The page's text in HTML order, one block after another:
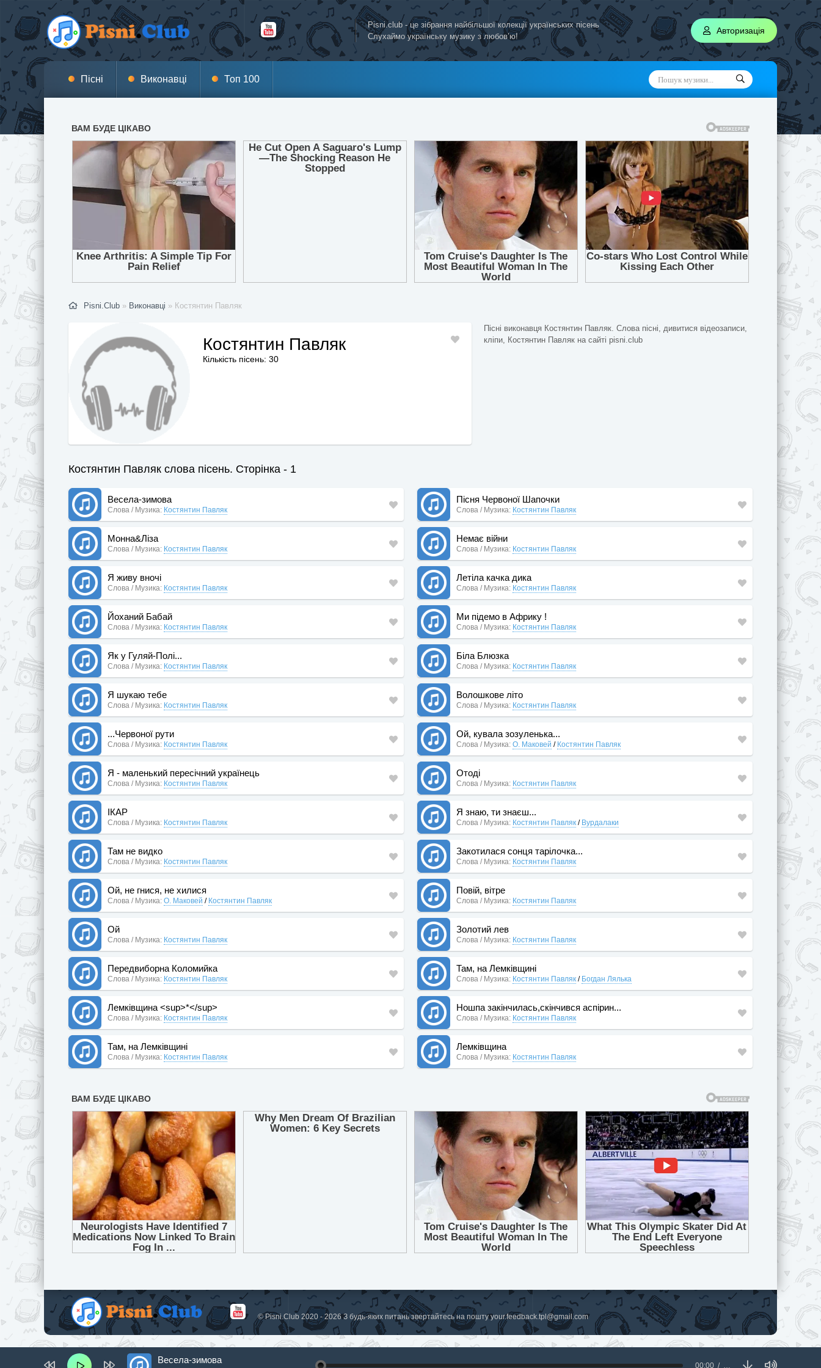
Pisni.club - це зібрання найбільшої колекції українських пісень
Слухаймо українську музику з любов’ю!
Авторизація
Пісні Виконавці Топ 100
Pisni.Club » Виконавці » Костянтин Павляк
Костянтин Павляк
Кількість пісень: 30
Пісні виконавця Костянтин Павляк. Слова пісні, дивитися відеозаписи,
кліпи, Костянтин Павляк на сайті pisni.club
Костянтин Павляк слова пісень. Сторінка - 1
Весела-зимова
Слова / Музика: Костянтин Павляк
Пісня Червоної Шапочки
Слова / Музика: Костянтин Павляк
Монна&Ліза
Слова / Музика: Костянтин Павляк
Немає війни
Слова / Музика: Костянтин Павляк
Я живу вночі
Слова / Музика: Костянтин Павляк
Летіла качка дика
Слова / Музика: Костянтин Павляк
Йоханий Бабай
Слова / Музика: Костянтин Павляк
Ми підемо в Африку !
Слова / Музика: Костянтин Павляк
Як у Гуляй-Полі...
Слова / Музика: Костянтин Павляк
Біла Блюзка
Слова / Музика: Костянтин Павляк
Я шукаю тебе
Слова / Музика: Костянтин Павляк
Волошкове літо
Слова / Музика: Костянтин Павляк
...Червоної рути
Слова / Музика: Костянтин Павляк
Ой, кувала зозуленька...
Слова / Музика: О. Маковей / Костянтин Павляк
Я - маленький пересічний українець
Слова / Музика: Костянтин Павляк
Отоді
Слова / Музика: Костянтин Павляк
ІКАР
Слова / Музика: Костянтин Павляк
Я знаю, ти знаєш...
Слова / Музика: Костянтин Павляк / Вурдалаки
Там не видко
Слова / Музика: Костянтин Павляк
Закотилася сонця тарілочка...
Слова / Музика: Костянтин Павляк
Ой, не гнися, не хилися
Слова / Музика: О. Маковей / Костянтин Павляк
Повій, вітре
Слова / Музика: Костянтин Павляк
Ой
Слова / Музика: Костянтин Павляк
Золотий лев
Слова / Музика: Костянтин Павляк
Передвиборна Коломийка
Слова / Музика: Костянтин Павляк
Там, на Лемківщині
Слова / Музика: Костянтин Павляк / Богдан Лялька
Лемківщина <sup>*</sup>
Слова / Музика: Костянтин Павляк
Ношпа закінчилась,скінчився аспірин...
Слова / Музика: Костянтин Павляк
Там, на Лемківщині
Слова / Музика: Костянтин Павляк
Лемківщина
Слова / Музика: Костянтин Павляк
© Pisni.Club 2020 - 2026 З будь-яких питань звертайтесь на поштуyour.feedback.tpl@gmail.com
Весела-зимова
00:00 …